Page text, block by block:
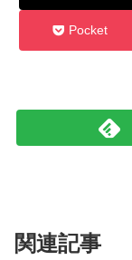
Pocket
関連記事